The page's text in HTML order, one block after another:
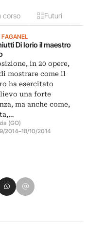
corso Futuri
FAGANEL
Di Iorio il maestro
in 20 opere,
mostrare come il
ha esercitato
una forte
ma anche come,
(GO)
2014–18/10/2014
LinkedIn
su Pinterest
su WhatsApp
Condividi su Email